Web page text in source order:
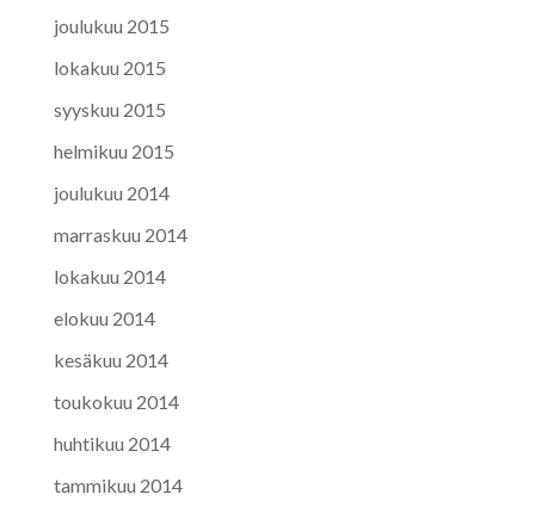
joulukuu 2015
lokakuu 2015
syyskuu 2015
helmikuu 2015
joulukuu 2014
marraskuu 2014
lokakuu 2014
elokuu 2014
kesäkuu 2014
toukokuu 2014
huhtikuu 2014
tammikuu 2014